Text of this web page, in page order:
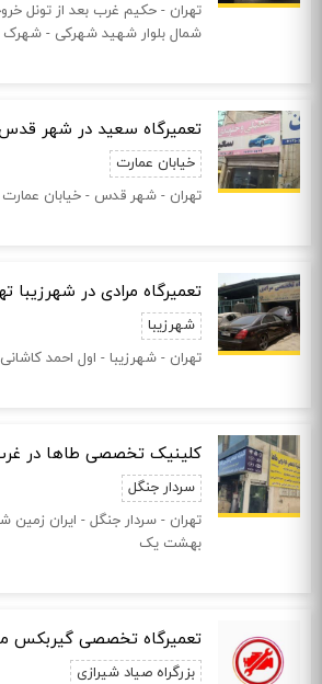
تهران - حکیم غرب بعد از تونل
شمال بلوار شهید شهرکی - شهرک
تعمیرگاه سعید در شهر
خیابان عمارت
تهران - شهر قدس - خیابان عمارت -
تعمیرگاه مرادی در شهرزیبا
شهرزیبا
تهران - شهرزیبا - اول احمد کاشانی
کلینیک تخصصی طاها در
سردار جنگل
تهران - سردار جنگل - ایران زمین
بهشت یک
تعمیرگاه تخصصی گیربکس
بزرگراه صیاد شیرازی